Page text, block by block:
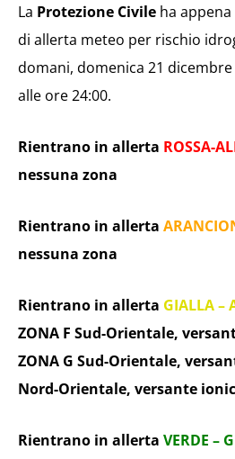
La Protezione Civile ha
di allerta meteo per rischio
domani, domenica 21 dicembre
alle ore 24:00.
Rientrano in allerta ROSSA-
nessuna zona
Rientrano in allerta
nessuna zona
Rientrano in allerta GIALLA –
ZONA F Sud-Orientale,
ZONA G Sud-Orientale,
Nord-Orientale, versante
Rientrano in allerta VERDE –